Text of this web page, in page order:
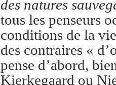
des natures
tous les penseurs
conditions de la
des contraires «
pense d’abord,
Kierkegaard ou